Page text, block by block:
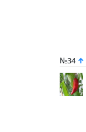
№34 ↑